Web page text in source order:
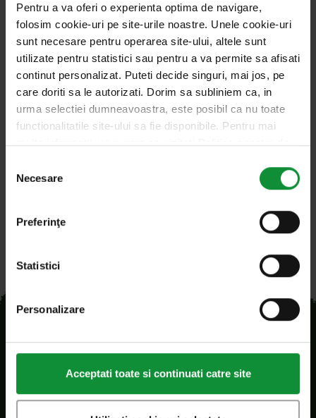
Pentru a va oferi o experienta optima de navigare,
folosim cookie-uri pe site-urile noastre. Unele cookie-uri
sunt necesare pentru operarea site-ului, altele sunt
utilizate pentru statistici sau pentru a va permite sa afisati
continut personalizat. Puteti decide singuri, mai jos, pe
care doriti sa le autorizati. Dorim sa subliniem ca, in
urma selectiei dumneavoastra, este posibil ca nu toate
functionalitatile site-ului sa fie disponibile. Pentru mai
multe informatii, va rugam sa vizitati Politica noastra de
consimțământului
Necesare
Preferinţe
Statistici
Personalizare
Acceptati toate si continuati catre site
În Săptămâna Siguranței Alimentare, l-am
întrebat pe directorul general ce înseamnă
leadership în calitate și siguranță
Siguranța alimentară nu este negociabilă și, ca
responsabilitate critică, fiecare produs care iese din